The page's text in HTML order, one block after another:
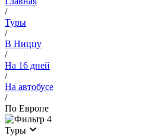
/
Туры
/
В Ниццу
/
На 16 дней
/
На автобусе
/
По Европе
4
Туры